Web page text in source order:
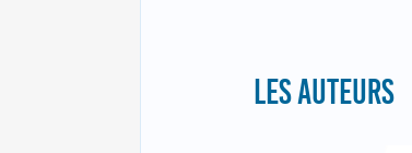
LES AUTEURS